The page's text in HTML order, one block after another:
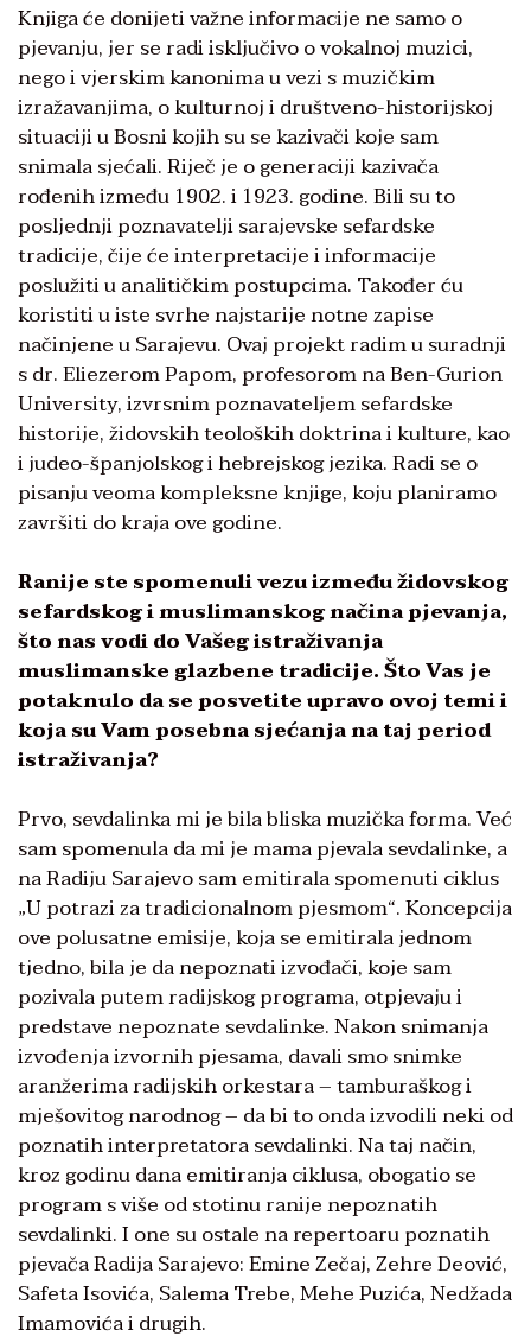
Knjiga će donijeti važne informacije ne samo o
pjevanju, jer se radi isključivo o vokalnoj muzici,
nego i vjerskim kanonima u vezi s muzičkim
izražavanjima, o kulturnoj i društveno-historijskoj
situaciji u Bosni kojih su se kazivači koje sam
snimala sjećali. Riječ je o generaciji kazivača
rođenih između 1902. i 1923. godine. Bili su to
posljednji poznavatelji sarajevske sefardske
tradicije, čije će interpretacije i informacije
poslužiti u analitičkim postupcima. Također ću
koristiti u iste svrhe najstarije notne zapise
načinjene u Sarajevu. Ovaj projekt radim u suradnji
s dr. Eliezerom Papom, profesorom na Ben-Gurion
University, izvrsnim poznavateljem sefardske
historije, židovskih teoloških doktrina i kulture, kao
i judeo-španjolskog i hebrejskog jezika. Radi se o
pisanju veoma kompleksne knjige, koju planiramo
završiti do kraja ove godine.
Ranije ste spomenuli vezu između židovskog
sefardskog i muslimanskog načina pjevanja,
što nas vodi do Vašeg istraživanja
muslimanske glazbene tradicije. Što Vas je
potaknulo da se posvetite upravo ovoj temi i
koja su Vam posebna sjećanja na taj period
istraživanja?
Prvo, sevdalinka mi je bila bliska muzička forma. Već
sam spomenula da mi je mama pjevala sevdalinke, a
na Radiju Sarajevo sam emitirala spomenuti ciklus
„U potrazi za tradicionalnom pjesmom“. Koncepcija
ove polusatne emisije, koja se emitirala jednom
tjedno, bila je da nepoznati izvođači, koje sam
pozivala putem radijskog programa, otpjevaju i
predstave nepoznate sevdalinke. Nakon snimanja
izvođenja izvornih pjesama, davali smo snimke
aranžerima radijskih orkestara – tamburaškog i
mješovitog narodnog – da bi to onda izvodili neki od
poznatih interpretatora sevdalinki. Na taj način,
kroz godinu dana emitiranja ciklusa, obogatio se
program s više od stotinu ranije nepoznatih
sevdalinki. I one su ostale na repertoaru poznatih
pjevača Radija Sarajevo: Emine Zečaj, Zehre Deović,
Safeta Isovića, Salema Trebe, Mehe Puzića, Nedžada
Imamovića i drugih.